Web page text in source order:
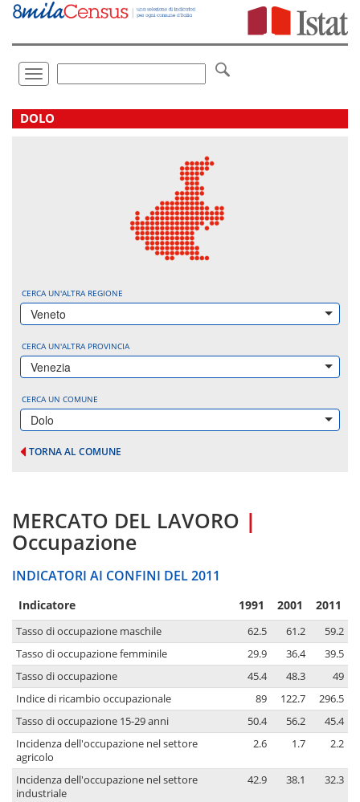
Vai
direttamente
Toggle
navigation
.
DOLO
CERCA UN'ALTRA REGIONE
Veneto
CERCA UN'ALTRA PROVINCIA
Venezia
CERCA UN COMUNE
Dolo
TORNA AL COMUNE
MERCATO DEL LAVORO |
Occupazione
INDICATORI AI CONFINI DEL 2011
Indicatore 1991 2001 2011
Tasso di occupazione maschile 62.5 61.2
59.2
Tasso di occupazione femminile
29.9 36.4
39.5
Tasso di occupazione
45.4 48.3
49
Indice di ricambio occupazionale
89 122.7
296.5
Tasso di occupazione 15-29 anni
50.4 56.2
45.4
Incidenza dell'occupazione nel settore
agricolo
2.6 1.7 2.2
Incidenza dell'occupazione nel settore
industriale
42.9 38.1 32.3